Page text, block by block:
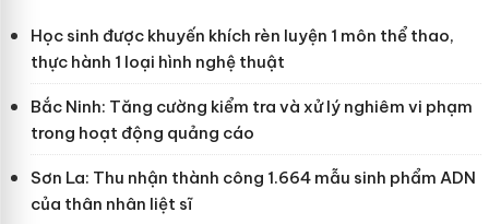
Học sinh được khuyến khích rèn luyện 1 môn thể thao,
thực hành 1 loại hình nghệ thuật
Bắc Ninh: Tăng cường kiểm tra và xử lý nghiêm vi phạm
trong hoạt động quảng cáo
Sơn La: Thu nhận thành công 1.664 mẫu sinh phẩm ADN
của thân nhân liệt sĩ